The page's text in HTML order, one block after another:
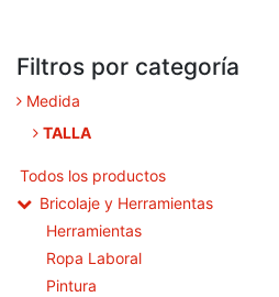
Filtros por categoría
Medida
TALLA
Todos los productos
Bricolaje y Herramientas
Herramientas
Ropa Laboral
Pintura